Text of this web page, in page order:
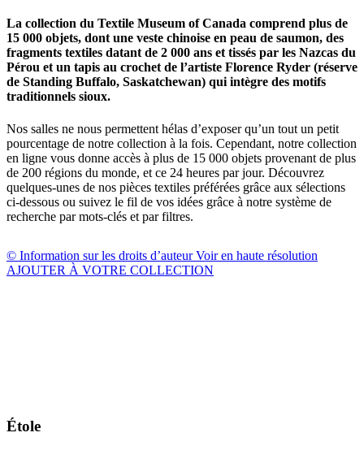
La collection du Textile Museum of Canada comprend plus de
15 000 objets, dont une veste chinoise en peau de saumon, des
fragments textiles datant de 2 000 ans et tissés par les Nazcas du
Pérou et un tapis au crochet de l’artiste Florence Ryder (réserve
de Standing Buffalo, Saskatchewan) qui intègre des motifs
traditionnels sioux.
Nos salles ne nous permettent hélas d’exposer qu’un tout un petit
pourcentage de notre collection à la fois. Cependant, notre collection
en ligne vous donne accès à plus de 15 000 objets provenant de plus
de 200 régions du monde, et ce 24 heures par jour. Découvrez
quelques-unes de nos pièces textiles préférées grâce aux sélections
ci-dessous ou suivez le fil de vos idées grâce à notre système de
recherche par mots-clés et par filtres.
© Information sur les droits d’auteurVoir en haute résolution
AJOUTER À VOTRE COLLECTION
Étole